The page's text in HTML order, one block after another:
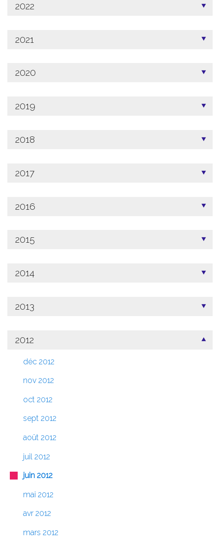
2022
2021
2020
2019
2018
2017
2016
2015
2014
2013
2012
déc 2012
nov 2012
oct 2012
sept 2012
août 2012
juil 2012
juin 2012
mai 2012
avr 2012
mars 2012